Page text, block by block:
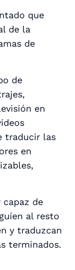
que
de la
de
de
en
traducir las
en
capaz de
al resto
y traduzcan
terminados.